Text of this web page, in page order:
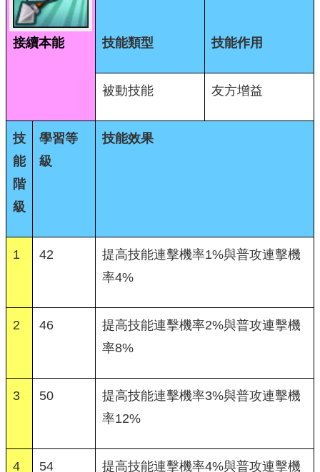
接續本能 技能類型 技能作用
被動技能 友方增益
技
能
階
級
學習等
級
技能效果
1 42
提高技能連擊機率1%與普攻連擊機
率4%
2 46
提高技能連擊機率2%與普攻連擊機
率8%
3 50
提高技能連擊機率3%與普攻連擊機
率12%
4 54
提高技能連擊機率4%與普攻連擊機